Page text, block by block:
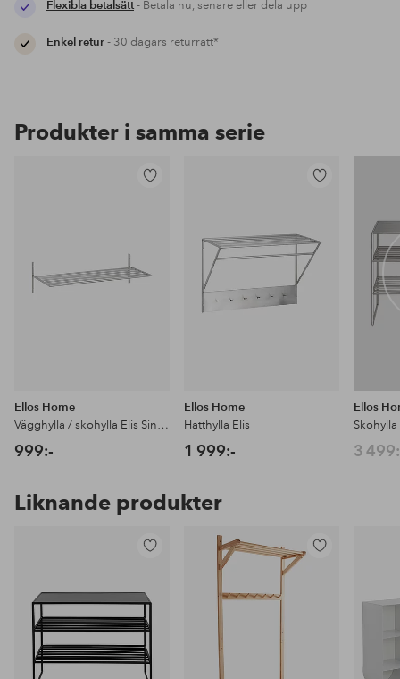
Flexibla betalsätt- Betala nu, senare eller dela upp
Enkel retur- 30 dagars returrätt*
Produkter i samma serie
Ellos Home
Vägghylla / skohylla Elis Single
999:-
Ellos Home
Hatthylla Elis
1 999:-
Ellos
3
Liknande produkter
favoriter